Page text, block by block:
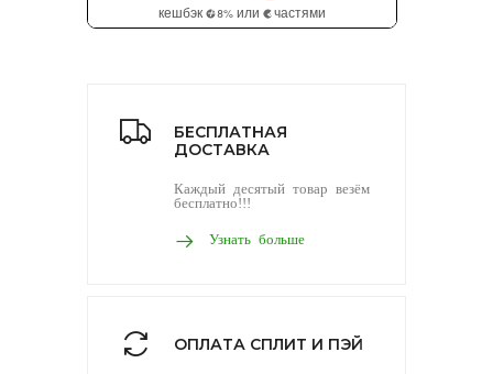
БЕСПЛАТНАЯ
ДОСТАВКА
Каждый десятый товар везём
бесплатно!!!
Узнать больше
ОПЛАТА СПЛИТ И ПЭЙ